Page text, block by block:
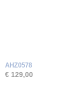
AHZ0578
€ 129,00